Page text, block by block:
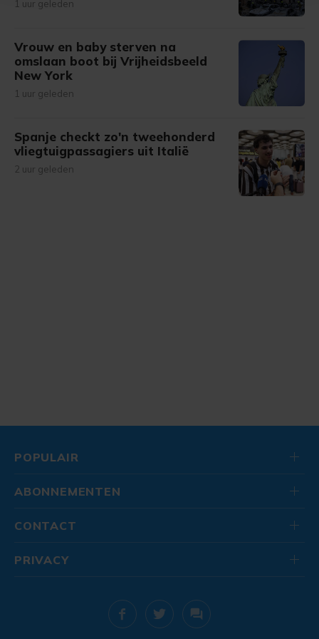
bezoek makkelijker en persoonlijker. Op
gemaakte keuze altijd wijzigen of intrekken.
1 uur geleden
Vrouw en baby sterven na
omslaan boot bij Vrijheidsbeeld
New York
1 uur geleden
Spanje checkt zo'n tweehonderd
vliegtuigpassagiers uit Italië
2 uur geleden
POPULAIR
ABONNEMENTEN
CONTACT
PRIVACY